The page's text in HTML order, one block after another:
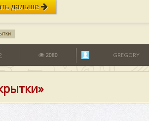
дальше
2080 GREGORY